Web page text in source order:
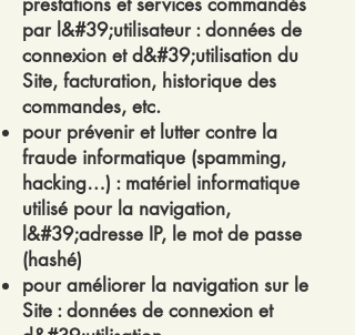
par l&#39;utilisateur : données de
connexion et d&#39;utilisation du
Site, facturation, historique des
commandes, etc.
pour prévenir et lutter contre la
fraude informatique (spamming,
hacking…) : matériel informatique
utilisé pour la navigation,
l&#39;adresse IP, le mot de passe
(hashé)
pour améliorer la navigation sur le
Site : données de connexion et